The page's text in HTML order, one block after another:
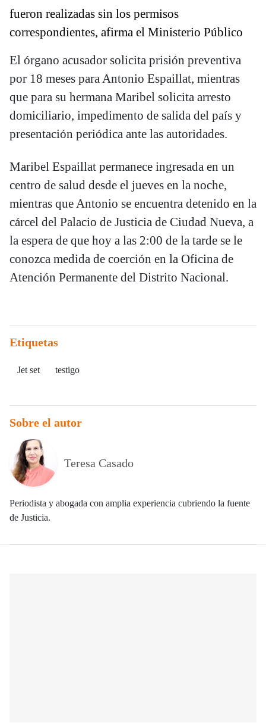
fueron realizadas sin los permisos
correspondientes, afirma el Ministerio Público
El órgano acusador solicita prisión preventiva
por 18 meses para Antonio Espaillat, mientras
que para su hermana Maribel solicita arresto
domiciliario, impedimento de salida del país y
presentación periódica ante las autoridades.
Maribel Espaillat permanece ingresada en un
centro de salud desde el jueves en la noche,
mientras que Antonio se encuentra detenido en la
cárcel del Palacio de Justicia de Ciudad Nueva, a
la espera de que hoy a las 2:00 de la tarde se le
conozca medida de coerción en la Oficina de
Atención Permanente del Distrito Nacional.
Etiquetas
Jet set testigo
Sobre el autor
Teresa Casado
Periodista y abogada con amplia experiencia cubriendo la fuente
de Justicia.